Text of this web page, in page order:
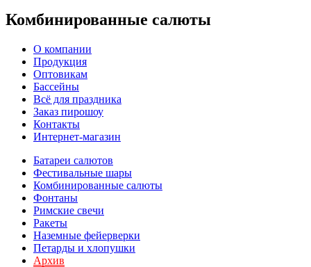
Комбинированные салюты
О компании
Продукция
Оптовикам
Бассейны
Всё для праздника
Заказ пирошоу
Контакты
Интернет-магазин
Батареи салютов
Фестивальные шары
Комбиниров­анные салюты
Фонтаны
Римские свечи
Ракеты
Наземные фейерверки
Петарды и хлопушки
Архив